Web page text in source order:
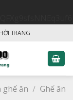
TRANG
ghế ăn / Ghế ăn